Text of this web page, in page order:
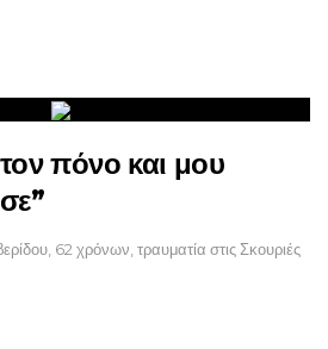
πόνο και μου
62 χρόνων, τραυματία στις Σκουριές